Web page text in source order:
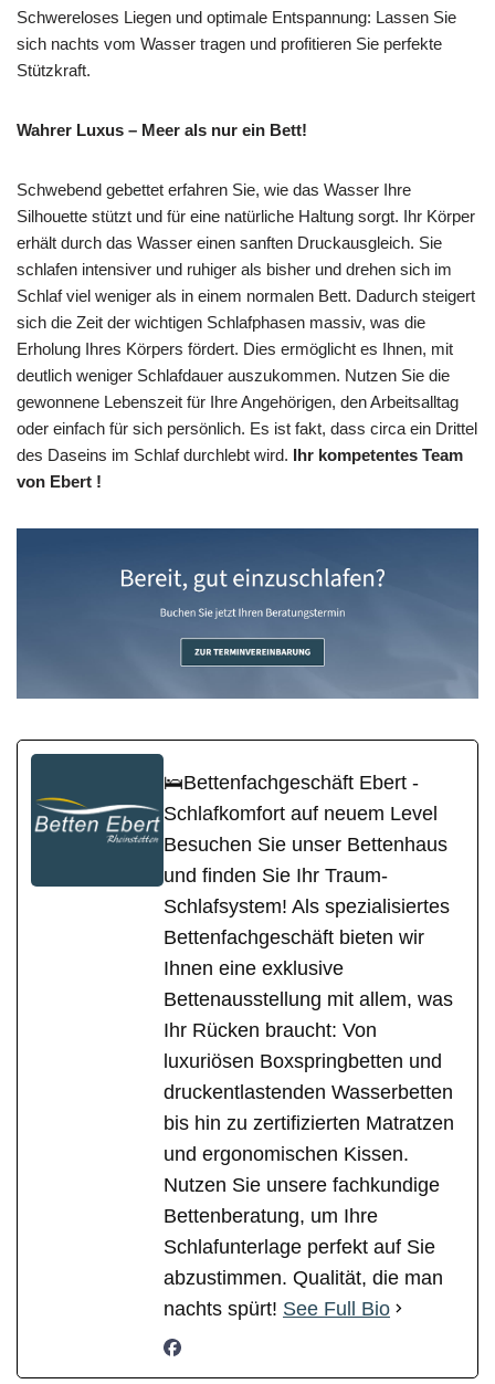
Schwereloses Liegen und optimale Entspannung: Lassen Sie
sich nachts vom Wasser tragen und profitieren Sie perfekte
Stützkraft.
Wahrer Luxus – Meer als nur ein Bett!
Schwebend gebettet erfahren Sie, wie das Wasser Ihre
Silhouette stützt und für eine natürliche Haltung sorgt. Ihr Körper
erhält durch das Wasser einen sanften Druckausgleich. Sie
schlafen intensiver und ruhiger als bisher und drehen sich im
Schlaf viel weniger als in einem normalen Bett. Dadurch steigert
sich die Zeit der wichtigen Schlafphasen massiv, was die
Erholung Ihres Körpers fördert. Dies ermöglicht es Ihnen, mit
deutlich weniger Schlafdauer auszukommen. Nutzen Sie die
gewonnene Lebenszeit für Ihre Angehörigen, den Arbeitsalltag
oder einfach für sich persönlich. Es ist fakt, dass circa ein Drittel
des Daseins im Schlaf durchlebt wird. Ihr kompetentes Team
von Ebert !
🛌Bettenfachgeschäft Ebert -
Schlafkomfort auf neuem Level
Besuchen Sie unser Bettenhaus
und finden Sie Ihr Traum-
Schlafsystem! Als spezialisiertes
Bettenfachgeschäft bieten wir
Ihnen eine exklusive
Bettenausstellung mit allem, was
Ihr Rücken braucht: Von
luxuriösen Boxspringbetten und
druckentlastenden Wasserbetten
bis hin zu zertifizierten Matratzen
und ergonomischen Kissen.
Nutzen Sie unsere fachkundige
Bettenberatung, um Ihre
Schlafunterlage perfekt auf Sie
abzustimmen. Qualität, die man
nachts spürt! See Full Bio